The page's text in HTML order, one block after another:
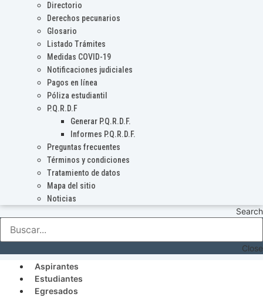
Directorio
Derechos pecunarios
Glosario
Listado Trámites
Medidas COVID-19
Notificaciones judiciales
Pagos en línea
Póliza estudiantil
P.Q.R.D.F
Generar P.Q.R.D.F.
Informes P.Q.R.D.F.
Preguntas frecuentes
Términos y condiciones
Tratamiento de datos
Mapa del sitio
Noticias
Search
Close
Aspirantes
Estudiantes
Egresados